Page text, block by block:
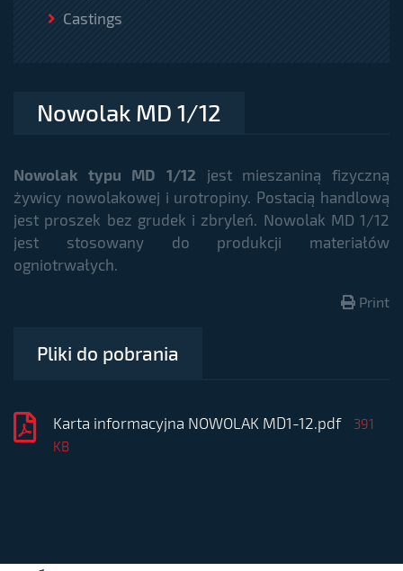
Castings
Nowolak MD 1/12
Nowolak typu MD 1/12 jest mieszaniną fizyczną
żywicy nowolakowej i urotropiny. Postacią handlową
jest proszek bez grudek i zbryleń. Nowolak MD 1/12
jest stosowany do produkcji materiałów
ogniotrwałych.
Print
Pliki do pobrania
Karta informacyjna NOWOLAK MD1-12.pdf
391
KB